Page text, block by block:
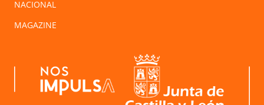
NACIONAL
MAGAZINE